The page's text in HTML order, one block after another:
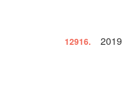
12916. 2019